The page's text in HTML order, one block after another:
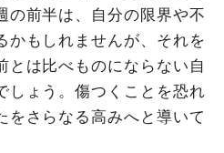
の前半は、自分の限界や不
かもしれませんが、それを
とは比べものにならない自
しょう。傷つくことを恐れ
をさらなる高みへと導いて